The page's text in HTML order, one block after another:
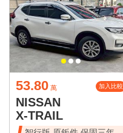
53.80 萬 加入比較
NISSAN
X-TRAIL